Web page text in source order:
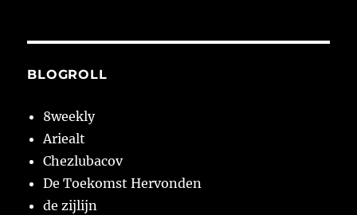
BLOGROLL
8weekly
Ariealt
Chezlubacov
De Toekomst Hervonden
de zijlijn